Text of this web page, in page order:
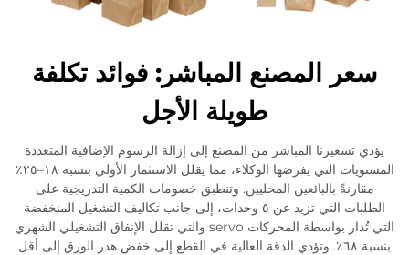
سعر المصنع المباشر: فوائد تكلفة
طويلة الأجل
يؤدي تسعيرنا المباشر من المصنع إلى إزالة الرسوم الإضافية المتعددة
المستويات التي يفرضها الوكلاء، مما يقلل الاستثمار الأولي بنسبة ١٨–٢٥٪
مقارنةً بالبائعين المحليين. وتنطبق خصومات الكمية التدريجية على
الطلبات التي تزيد عن ٥ وحدات، إلى جانب تكاليف التشغيل المنخفضة
التي تُدار بواسطة المحركات servo والتي تقلل الإنفاق التشغيلي الشهري
بنسبة ٦٨٪. وتؤدي الدقة العالية في القطع إلى خفض هدر الورق إلى أقل